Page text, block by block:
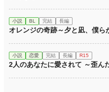
小説 BL 完結 長編
オレンジの奇跡～夕と凪、僕ら
小説 恋愛 完結 長編 R15
2人のあなたに愛されて ～歪ん